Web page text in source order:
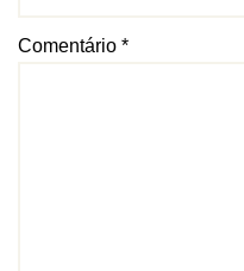
Comentário *